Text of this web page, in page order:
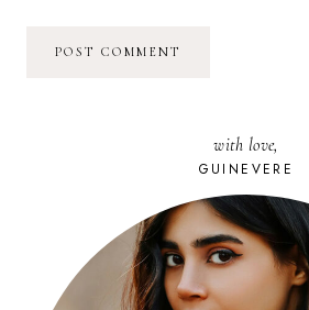
with love,
GUINEVERE